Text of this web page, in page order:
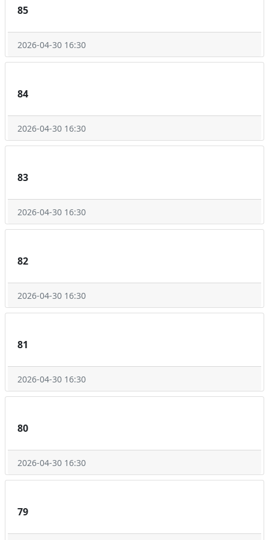
85
2026-04-30 16:30
84
2026-04-30 16:30
83
2026-04-30 16:30
82
2026-04-30 16:30
81
2026-04-30 16:30
80
2026-04-30 16:30
79